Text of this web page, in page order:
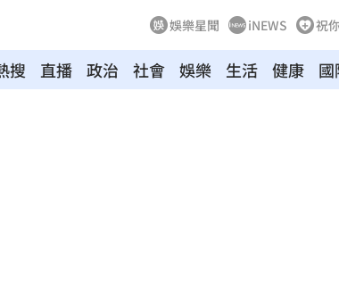
娛樂星聞 iNEWS 祝
搜 直播 政治 社會 娛樂 生活 健康 國